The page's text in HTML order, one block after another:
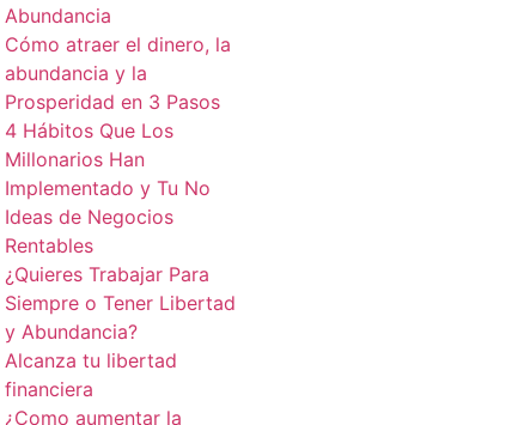
Abundancia
Cómo atraer el dinero, la
abundancia y la
Prosperidad en 3 Pasos
4 Hábitos Que Los
Millonarios Han
Implementado y Tu No
Ideas de Negocios
Rentables
¿Quieres Trabajar Para
Siempre o Tener Libertad
y Abundancia?
Alcanza tu libertad
financiera
¿Como aumentar la